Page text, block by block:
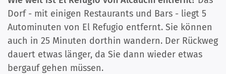
Dorf - mit einigen Restaurants und Bars - liegt 5
Autominuten von El Refugio entfernt. Sie können
auch in 25 Minuten dorthin wandern. Der Rückweg
dauert etwas länger, da Sie dann wieder etwas
bergauf gehen müssen.